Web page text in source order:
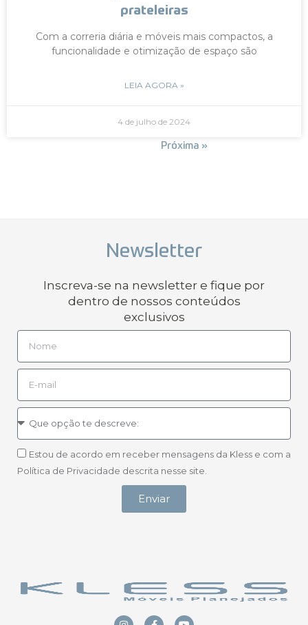
prateleiras
Com a correria diária e móveis mais compactos, a
funcionalidade e otimização de espaço são
LEIA AGORA »
4 de julho de 2024
Próxima »
Newsletter
Inscreva-se na newsletter e fique por
dentro de nossos conteúdos
exclusivos
Estou de acordo em receber mensagens da Kless e com a
Política de Privacidade descrita nesse site.
Enviar